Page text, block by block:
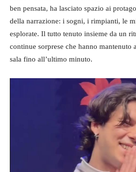
ben pensata, ha lasciato spazio ai
della narrazione: i sogni, i rimpianti, le
esplorate. Il tutto tenuto insieme da un
continue sorprese che hanno mantenuto
sala fino all’ultimo minuto.